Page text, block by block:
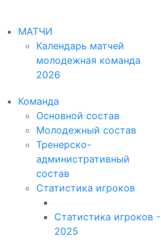
МАТЧИ
Календарь матчей
молодежная команда
2026
Команда
Основной состав
Молодежный состав
Тренерско-
административный
состав
Статистика игроков
Статистика игроков -
2025